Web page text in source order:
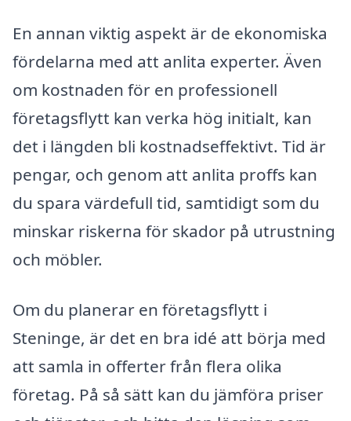
En annan viktig aspekt är de ekonomiska
fördelarna med att anlita experter. Även
om kostnaden för en professionell
företagsflytt kan verka hög initialt, kan
det i längden bli kostnadseffektivt. Tid är
pengar, och genom att anlita proffs kan
du spara värdefull tid, samtidigt som du
minskar riskerna för skador på utrustning
och möbler.
Om du planerar en företagsflytt i
Steninge, är det en bra idé att börja med
att samla in offerter från flera olika
företag. På så sätt kan du jämföra priser